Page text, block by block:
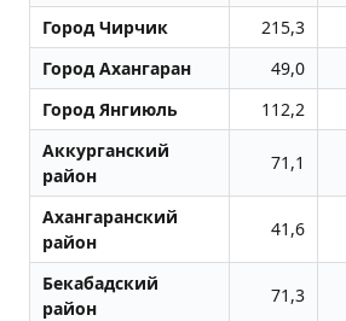
Город Чиpчик
215,3
Город Ахангаран
49,0
Город Янгиюль
112,2
Аккурганский
район
71,1
Ахангаранский
район
41,6
Бекабадский
район
71,3